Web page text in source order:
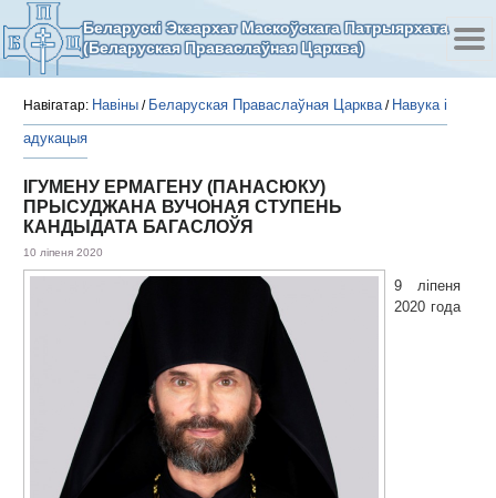
Беларускі Экзархат Маскоўскага Патрыярхата
(Беларуская Праваслаўная Царква)
Навігатар: Навіны / Беларуская Праваслаўная Царква/ Навука і
адукацыя
ІГУМЕНУ ЕРМАГЕНУ (ПАНАСЮКУ)
ПРЫСУДЖАНА ВУЧОНАЯ СТУПЕНЬ
КАНДЫДАТА БАГАСЛОЎЯ
10 ліпеня 2020
9 ліпеня
2020 года